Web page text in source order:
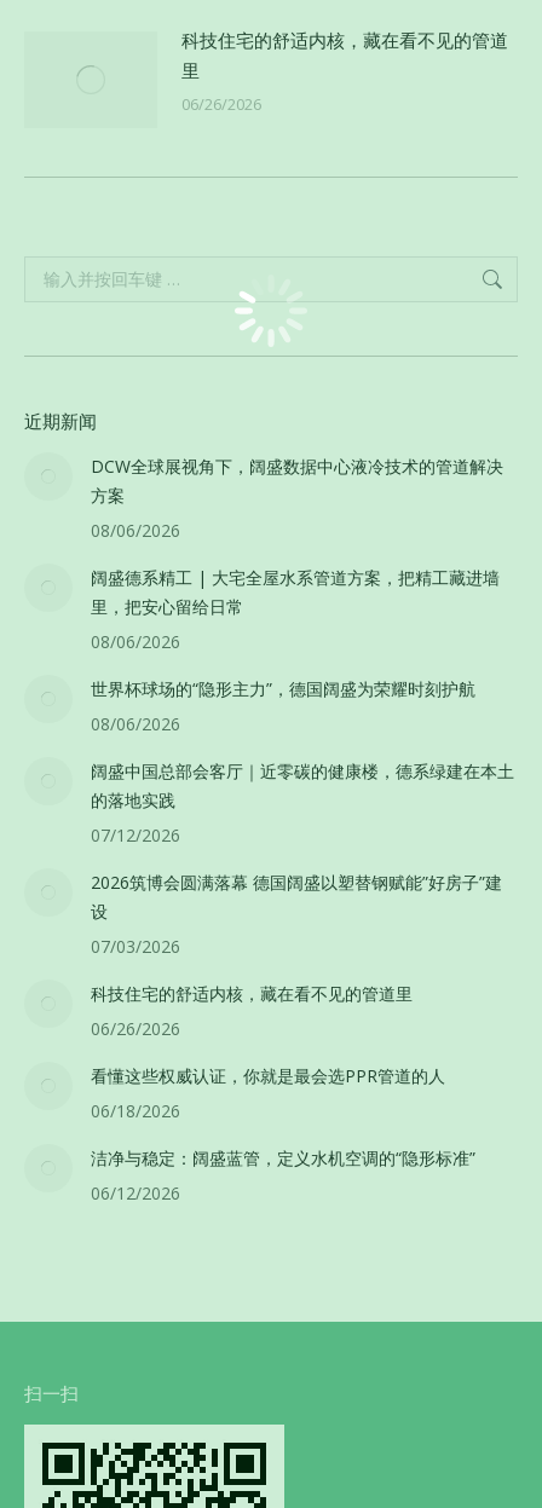
科技住宅的舒适内核，藏在看不见的管道
里
06/26/2026
Search:
近期新闻
DCW全球展视角下，阔盛数据中心液冷技术的管道解决
方案
08/06/2026
阔盛德系精工 | 大宅全屋水系管道方案，把精工藏进墙
里，把安心留给日常
08/06/2026
世界杯球场的“隐形主力”，德国阔盛为荣耀时刻护航
08/06/2026
阔盛中国总部会客厅｜近零碳的健康楼，德系绿建在本土
的落地实践
07/12/2026
2026筑博会圆满落幕 德国阔盛以塑替钢赋能”好房子”建
设
07/03/2026
科技住宅的舒适内核，藏在看不见的管道里
06/26/2026
看懂这些权威认证，你就是最会选PPR管道的人
06/18/2026
洁净与稳定：阔盛蓝管，定义水机空调的“隐形标准”
06/12/2026
扫一扫